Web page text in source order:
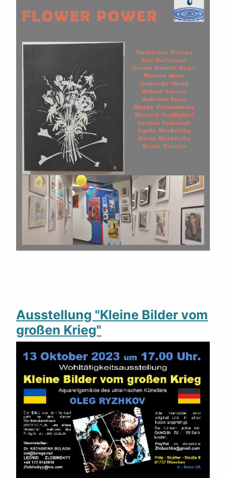
Ausstellung "Kleine Bilder vom
großen Krieg"